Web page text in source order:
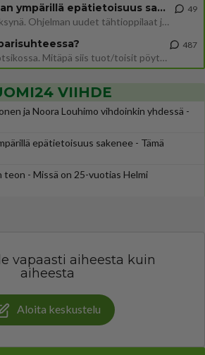
Uuden TTK-juontajan ympärillä epätietoisuus sakenee - Nyt MTV hämmentää soppaa
TTK tulee taas tänä syksynä. Ohjelman uudet tähtioppilaat julkistetaan torstaina 6. elokuuta klo 14 alkavassa lehdistö
49
Siinäpä se kysymys on otsikossa. Mitäpä siis tuot/toisit pöytään parisuhteessa? Oletko mies vai nainen? Koetko sen mitä
487
VIIHDE
ja Noora Louhimo vihdoinkin yhdessä -
epätietoisuus sakenee - Tämä
teon - Missä on 25-vuotias Helmi
vapaasti aiheesta kuin
aiheesta
Aloita keskustelu